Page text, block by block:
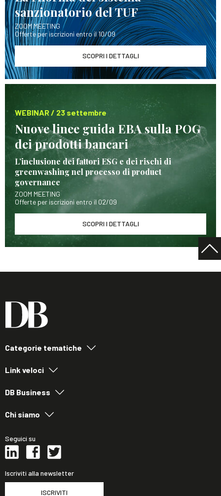
sanzionatorio del TUF
ZOOM MEETING
Offerte per iscrizioni entro il 10/09
SCOPRI I DETTAGLI
WEBINAR / 23 settembre
Nuove linee guida EBA sulla POG
dei prodotti bancari
L’inclusione dei fattori ESG e dei rischi di
greenwashing nel processo di product
governance
ZOOM MEETING
Offerte per iscrizioni entro il 02/09
SCOPRI I DETTAGLI
Categorie tematiche
Link veloci
DB Business
Chi siamo
Seguici su
Iscriviti alla newsletter
ISCRIVITI